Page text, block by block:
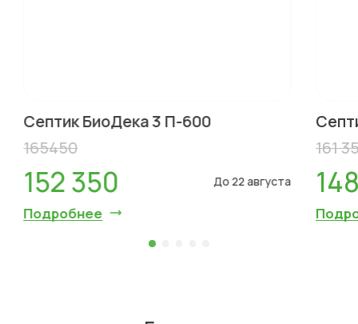
Септик БиоДека 3 П-600
165450
152 350 До 22 августа
Подробнее
161